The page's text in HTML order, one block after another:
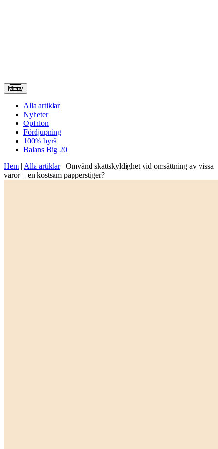
Meny
Alla artiklar
Nyheter
Opinion
Fördjupning
100% byrå
Balans Big 20
Hem | Alla artiklar| Omvänd skattskyldighet vid omsättning av vissa
varor – en kostsam papperstiger?